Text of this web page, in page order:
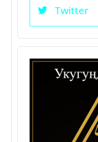
Twitter